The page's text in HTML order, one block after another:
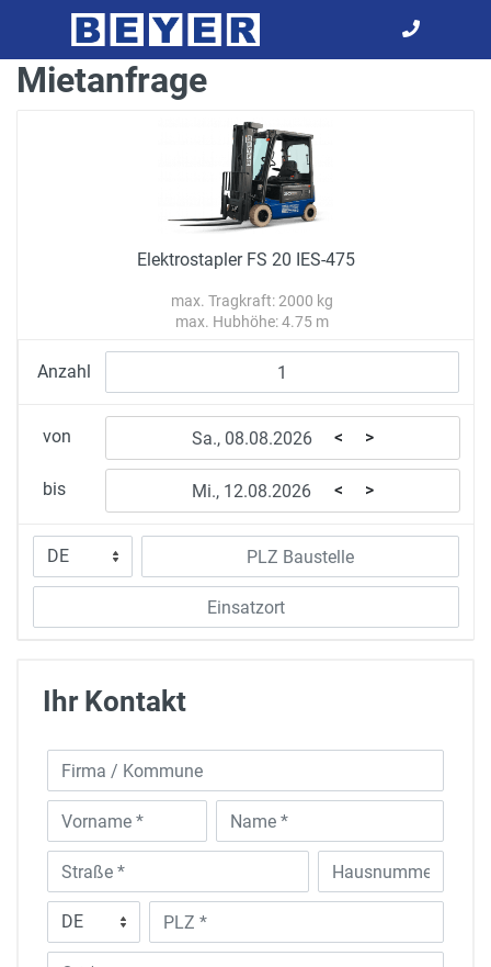
Mietanfrage
Elektrostapler FS 20 IES-475
max. Tragkraft: 2000 kg
max. Hubhöhe: 4.75 m
Anzahl
von < >
bis < >
Ihr Kontakt